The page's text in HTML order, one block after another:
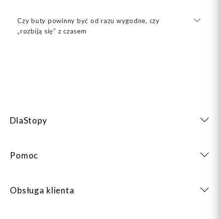
Czy buty powinny być od razu wygodne, czy
„rozbiją się” z czasem
DlaStopy
Pomoc
Obsługa klienta